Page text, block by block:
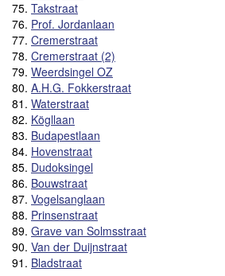
75. Takstraat
76. Prof. Jordanlaan
77. Cremerstraat
78. Cremerstraat (2)
79. Weerdsingel OZ
80. A.H.G. Fokkerstraat
81. Waterstraat
82. Kögllaan
83. Budapestlaan
84. Hovenstraat
85. Dudoksingel
86. Bouwstraat
87. Vogelsanglaan
88. Prinsenstraat
89. Grave van Solmsstraat
90. Van der Duijnstraat
91. Bladstraat